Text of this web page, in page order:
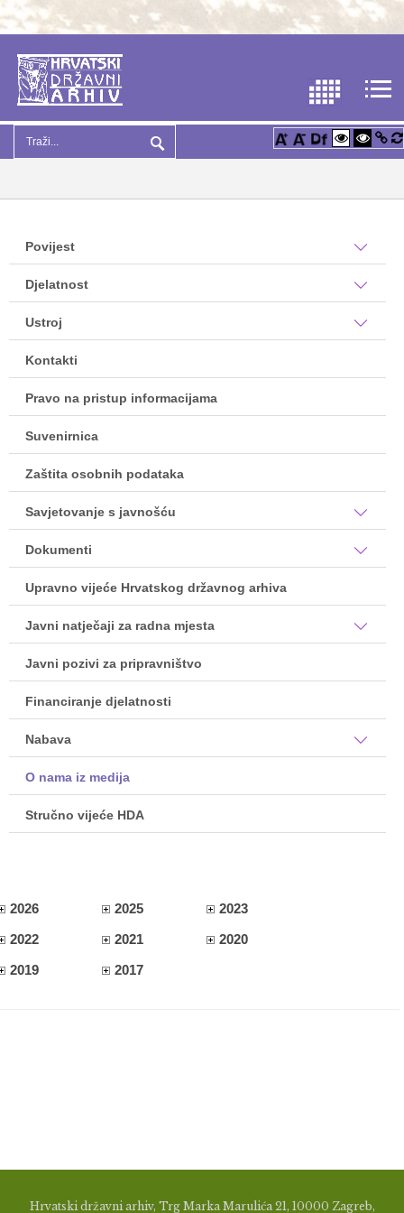
Povijest
Djelatnost
Ustroj
Kontakti
Pravo na pristup informacijama
Suvenirnica
Zaštita osobnih podataka
Savjetovanje s javnošću
Dokumenti
Upravno vijeće Hrvatskog državnog arhiva
Javni natječaji za radna mjesta
Javni pozivi za pripravništvo
Financiranje djelatnosti
Nabava
O nama iz medija
Stručno vijeće HDA
2026 2025
2023
2022
2021
2020
2019
2017
Hrvatski državni arhiv, Trg Marka Marulića 21, 10000 Zagreb,